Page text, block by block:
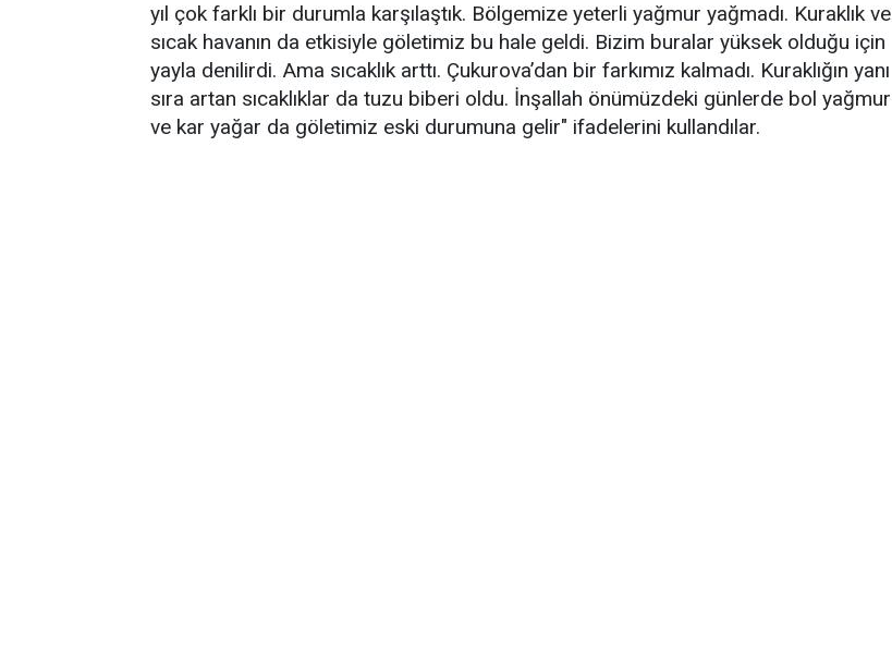
yıl çok farklı bir durumla karşılaştık. Bölgemize yeterli yağmur yağmadı. Kuraklık ve
sıcak havanın da etkisiyle göletimiz bu hale geldi. Bizim buralar yüksek olduğu için
yayla denilirdi. Ama sıcaklık arttı. Çukurova’dan bir farkımız kalmadı. Kuraklığın yanı
sıra artan sıcaklıklar da tuzu biberi oldu. İnşallah önümüzdeki günlerde bol yağmur
ve kar yağar da göletimiz eski durumuna gelir" ifadelerini kullandılar.